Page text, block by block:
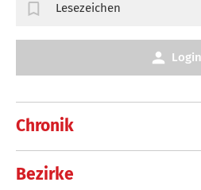
Chronik
Bezirke
Lesezeichen
Login